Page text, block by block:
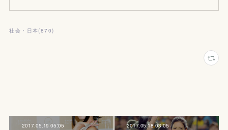
社会・日本(870)
2017.05.19 05:05 2017.05.18 03:05